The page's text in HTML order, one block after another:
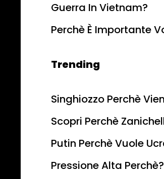
Guerra In Vietnam?
Perchè È Importante
Trending
Singhiozzo Perchè
Scopri Perchè
Putin Perchè Vuole
Pressione Alta Perchè?